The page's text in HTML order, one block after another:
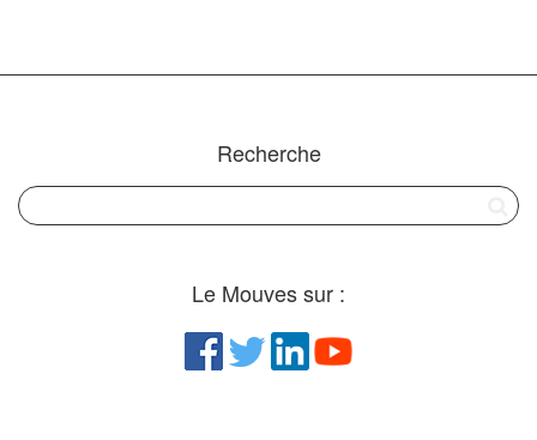
Recherche
Le Mouves sur :